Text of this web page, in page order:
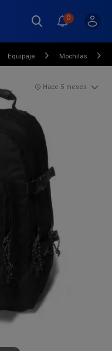
0
Equipaje Mochilas
Hace 5 meses